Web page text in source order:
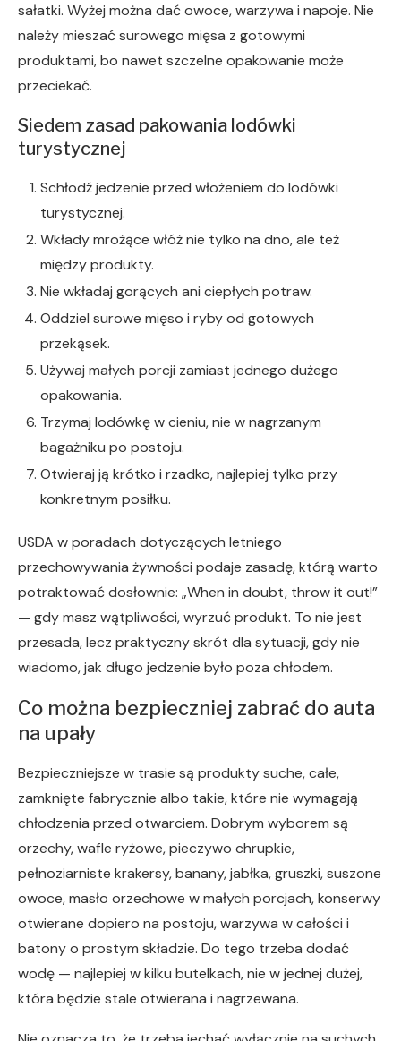
sałatki. Wyżej można dać owoce, warzywa i napoje. Nie
należy mieszać surowego mięsa z gotowymi
produktami, bo nawet szczelne opakowanie może
przeciekać.
Siedem zasad pakowania lodówki
turystycznej
Schłodź jedzenie przed włożeniem do lodówki
turystycznej.
Wkłady mrożące włóż nie tylko na dno, ale też
między produkty.
Nie wkładaj gorących ani ciepłych potraw.
Oddziel surowe mięso i ryby od gotowych
przekąsek.
Używaj małych porcji zamiast jednego dużego
opakowania.
Trzymaj lodówkę w cieniu, nie w nagrzanym
bagażniku po postoju.
Otwieraj ją krótko i rzadko, najlepiej tylko przy
konkretnym posiłku.
USDA w poradach dotyczących letniego
przechowywania żywności podaje zasadę, którą warto
potraktować dosłownie: „When in doubt, throw it out!”
— gdy masz wątpliwości, wyrzuć produkt. To nie jest
przesada, lecz praktyczny skrót dla sytuacji, gdy nie
wiadomo, jak długo jedzenie było poza chłodem.
Co można bezpieczniej zabrać do auta
na upały
Bezpieczniejsze w trasie są produkty suche, całe,
zamknięte fabrycznie albo takie, które nie wymagają
chłodzenia przed otwarciem. Dobrym wyborem są
orzechy, wafle ryżowe, pieczywo chrupkie,
pełnoziarniste krakersy, banany, jabłka, gruszki, suszone
owoce, masło orzechowe w małych porcjach, konserwy
otwierane dopiero na postoju, warzywa w całości i
batony o prostym składzie. Do tego trzeba dodać
wodę — najlepiej w kilku butelkach, nie w jednej dużej,
która będzie stale otwierana i nagrzewana.